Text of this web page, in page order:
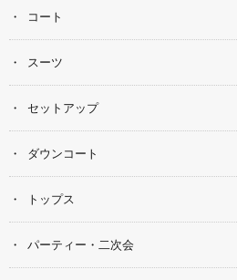
コート
スーツ
セットアップ
ダウンコート
トップス
パーティー・二次会